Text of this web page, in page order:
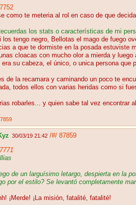
como te meteria al rol en caso de que
los stats o características de mi
los tengo negro, Bellotas el mago de fuego
a que te dormiste en la posada estuviste
cloacas con mucho olor a mierda y
era su cabeza, el único, o unica persona que
de la recamara y caminando un poco te
todos ellos con varias heridas como si
robarles... y quien sabe tal vez encontrar
30/03/19 21:42 /#/ 87859
de un larguísimo letargo, despierta en la
por el estilo? Se levantó completamente
¡Merde! ¡La misión, fatalité, fatalité!